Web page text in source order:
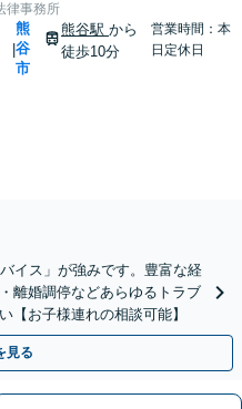
律事務所
|
熊
谷
市
熊谷駅 から
徒歩10分
営業時間：本
日定休日
イス」が強みです。豊富な経
離婚調停などあらゆるトラブ
【お子様連れの相談可能】
見る